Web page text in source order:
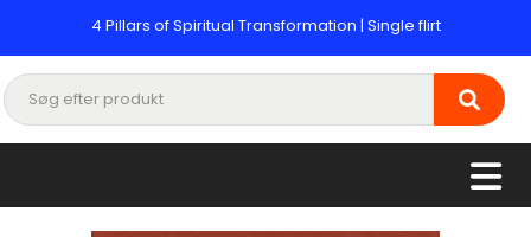
4 Pillars of Spiritual Transformation | Single flirt